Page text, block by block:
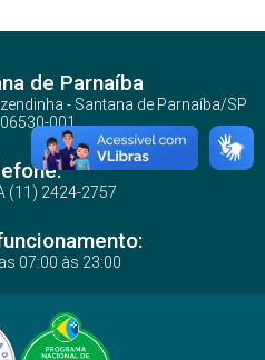
de Parnaíba
- Santana de Parnaíba/SP
06530-001
(11) 2424-2757
07:00 às 23:00